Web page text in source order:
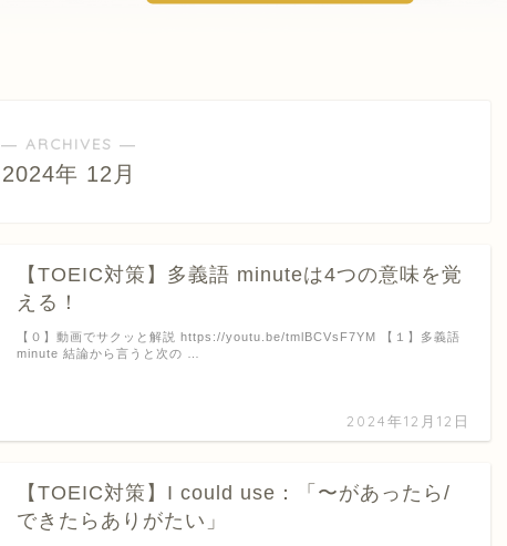
― ARCHIVES ―
2024年 12月
【TOEIC対策】多義語 minuteは4つの意味を覚
える！
2024年12月12日
【０】動画でサクッと解説 https://youtu.be/tmlBCVsF7YM 【１】多義語
minute 結論から言うと次の …
【TOEIC対策】I could use：「〜があったら/
できたらありがたい」